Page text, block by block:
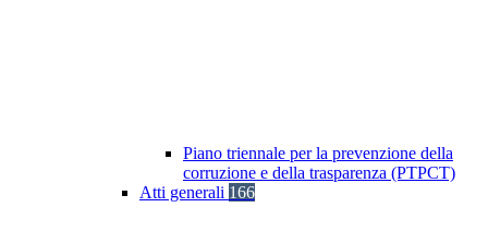
Piano triennale per la prevenzione della
corruzione e della trasparenza (PTPCT)
Atti generali 166